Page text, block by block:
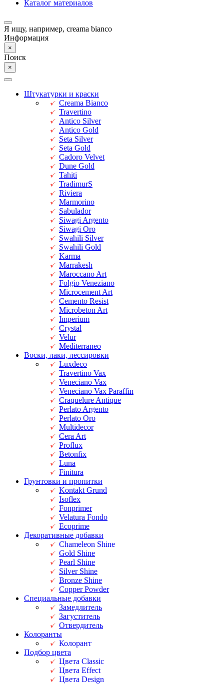
Каталог материалов
Я ищу, например, creama bianco
Информация
×
Поиск
×
Штукатурки и краски
Creama Bianco
Travertino
Antico Silver
Antico Gold
Seta Silver
Seta Gold
Cadoro Velvet
Dune Gold
Tahiti
TradimurS
Riviera
Marmorino
Sabulador
Siwagi Argento
Siwagi Oro
Swahili Silver
Swahili Gold
Karma
Marrakesh
Maroccano Art
Folgio Veneziano
Microcement Art
Cemento Resist
Microbeton Art
Imperium
Crystal
Velur
Mediterraneo
Воски, лаки, лессировки
Luxdeco
Travertino Vax
Veneciano Vax
Veneciano Vax Paraffin
Craquelure Antique
Perlato Argento
Perlato Oro
Multidecor
Cera Art
Proflux
Betonfix
Luna
Finitura
Грунтовки и пропитки
Kontakt Grund
Isoflex
Fonprimer
Velatura Fondo
Ecoprime
Декоративные добавки
Chameleon Shine
Gold Shine
Pearl Shine
Silver Shine
Bronze Shine
Copper Powder
Специальные добавки
Замедлитель
Загуститель
Отвердитель
Колоранты
Колорант
Подбор цвета
Цвета Classic
Цвета Effect
Цвета Design